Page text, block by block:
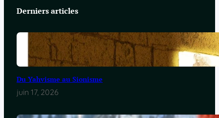
Derniers articles
Du Yahvisme au Sionisme
juin 17, 2026